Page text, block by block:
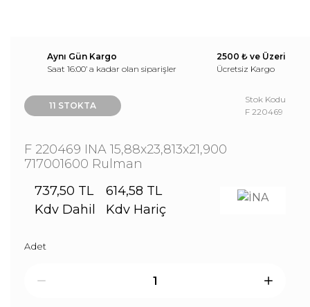
Aynı Gün Kargo
Saat 16:00’ a kadar olan siparişler
2500 ₺ ve Üzeri
Ücretsiz Kargo
11 STOKTA
Stok Kodu
F 220469
F 220469 INA 15,88x23,813x21,900
717001600 Rulman
737,50 TL
Kdv Dahil
614,58 TL
Kdv Hariç
Adet